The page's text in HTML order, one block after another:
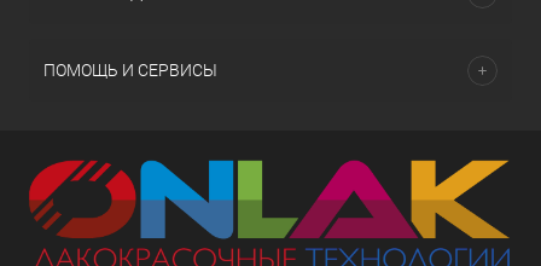
ПОМОЩЬ И СЕРВИСЫ